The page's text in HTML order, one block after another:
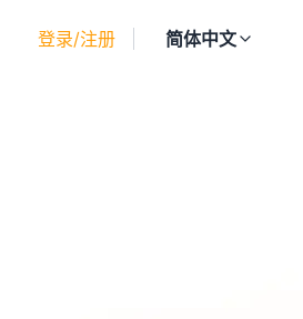
登录/注册 简体中文